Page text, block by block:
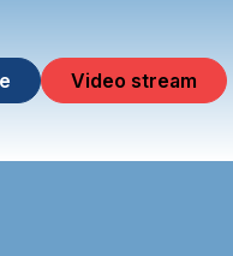
Video stream